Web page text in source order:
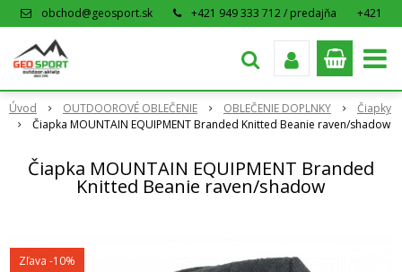
obchod@geosport.sk +421 949 333 712 / predajňa
+421
Úvod OUTDOOROVÉ OBLEČENIE OBLEČENIE DOPLNKY
Čiapky
Čiapka MOUNTAIN EQUIPMENT Branded Knitted Beanie raven/shadow
Čiapka MOUNTAIN EQUIPMENT Branded
Knitted Beanie raven/shadow
Zľava -10%